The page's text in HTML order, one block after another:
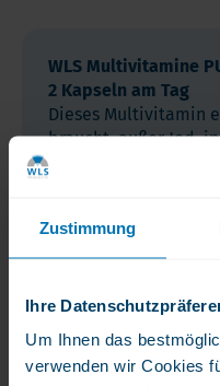
Zustimmung
Ihre
Um Ihnen das
verwenden wir Cookies
WLS Multivitamine
2 Kapseln am Tag
Dieses Multivitamin
braucht, außer Jod,
Tag-Kapsel zu
Es ist auch ideal für
geeignet, da sie
dürfen.